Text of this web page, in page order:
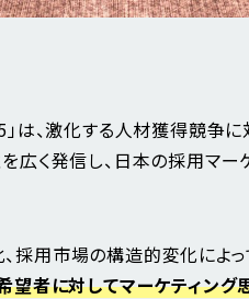
激化する人材獲得競争に対
広く発信し、日本の採用マー
採用市場の構造的変化によ
望者に対してマーケティング